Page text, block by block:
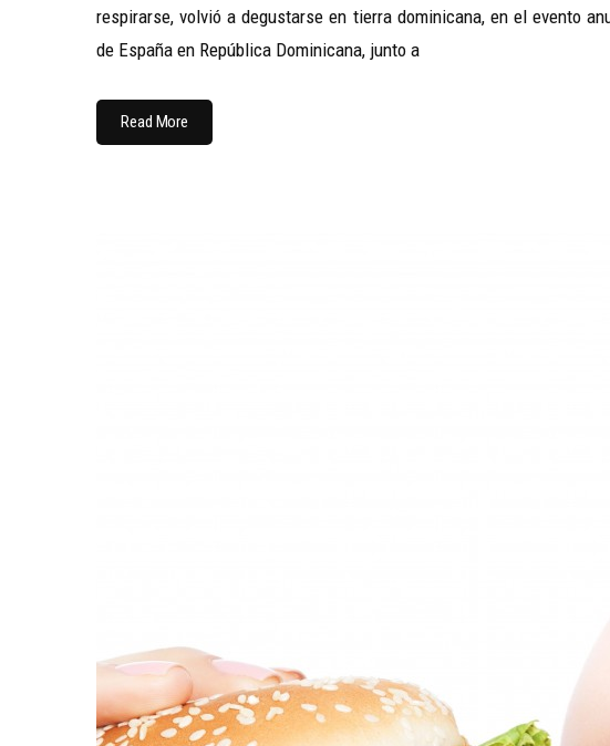
respirarse, volvió a degustarse en tierra dominicana, en el evento
de España en República Dominicana, junto a
Read More